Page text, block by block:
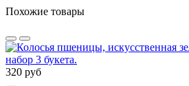
Похожие товары
320 руб